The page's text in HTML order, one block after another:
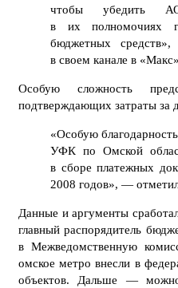
чтобы убедить АО
в их полномочиях
бюджетных
в своем канале в
Особую сложность
подтверждающих затраты за
«Особую
УФК по Омской
в сборе платежных
2008 годов», —
Данные и аргументы
главный распорядитель
в Межведомственную
омское метро внесли в
объектов. Дальше — можно